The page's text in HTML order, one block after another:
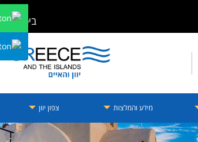
ביטוח
מידע והמלצות צפון יוון